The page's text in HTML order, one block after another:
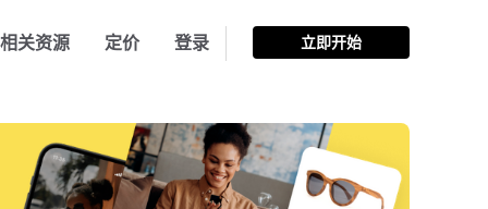
相关资源 定价 登录 立即开始